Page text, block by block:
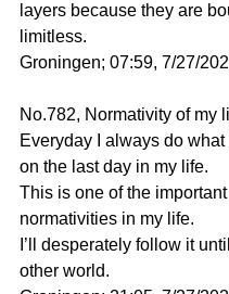
layers because they are
limitless.
Groningen; 07:59, 7/27/
No.782, Normativity of my
Everyday I always do what
on the last day in my life.
This is one of the important
normativities in my life.
I’ll desperately follow it
other world.